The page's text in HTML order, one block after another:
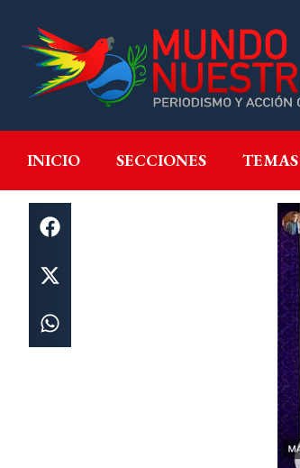
INICIO SECCIONES TEMAS
INICIO